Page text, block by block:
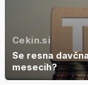
Cekin.si
Se resna
mesecih?